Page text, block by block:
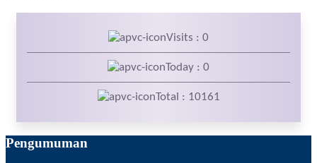
Visits : 0
Today : 0
Total : 10161
Pengumuman